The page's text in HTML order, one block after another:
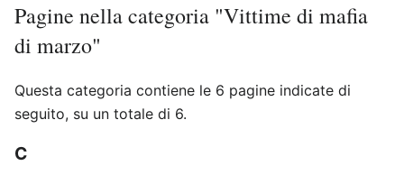
Pagine nella categoria "Vittime di mafia
di marzo"
Questa categoria contiene le 6 pagine indicate di
seguito, su un totale di 6.
C